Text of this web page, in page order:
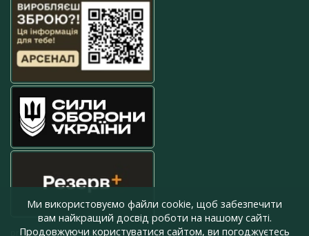
press@armyinform.com.ua
Ми використовуємо файли cookie, щоб забезпечити
вам найкращий досвід роботи на нашому сайті.
Продовжуючи користуватися сайтом, ви погоджуєтесь